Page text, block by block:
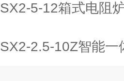
SX2-5-12箱式电阻
SX2-2.5-10Z智能一